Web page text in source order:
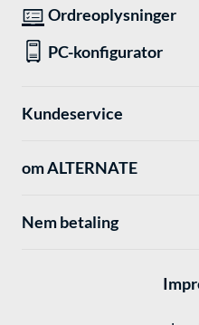
Ordreoplysninger
PC-konfigurator
Kundeservice
om ALTERNATE
Nem betaling